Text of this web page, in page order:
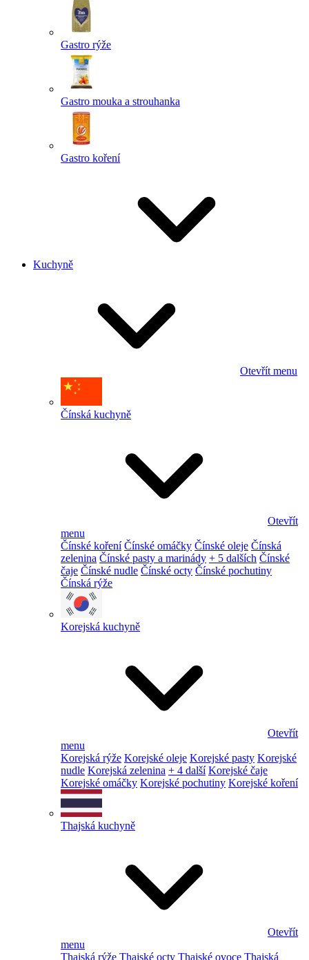
Gastro rýže
Gastro mouka a strouhanka
Gastro koření
Kuchyně
Otevřít menu
Čínská kuchyně
Otevřít
menu
Čínské koření Čínské omáčky Čínské oleje Čínská
zelenina Čínské pasty a marinády + 5 dalších Čínské
čaje Čínské nudle Čínské octy Čínské pochutiny
Čínská rýže
Korejská kuchyně
Otevřít
menu
Korejská rýže Korejské oleje Korejské pasty Korejské
nudle Korejská zelenina + 4 další Korejské čaje
Korejské omáčky Korejské pochutiny Korejské koření
Thajská kuchyně
Otevřít
menu
Thajská rýže Thajské octy Thajské ovoce Thajská